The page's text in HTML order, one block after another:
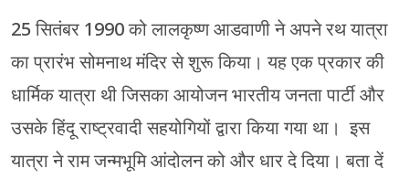
25 सितंबर 1990 को लालकृष्ण आडवाणी ने अपने रथ यात्रा
का प्रारंभ सोमनाथ मंदिर से शुरू किया। यह एक प्रकार की
धार्मिक यात्रा थी जिसका आयोजन भारतीय जनता पार्टी और
उसके हिंदू राष्ट्रवादी सहयोगियों द्वारा किया गया था। इस
यात्रा ने राम जन्मभूमि आंदोलन को और धार दे दिया। बता दें